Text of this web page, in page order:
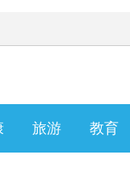
旅游 教育